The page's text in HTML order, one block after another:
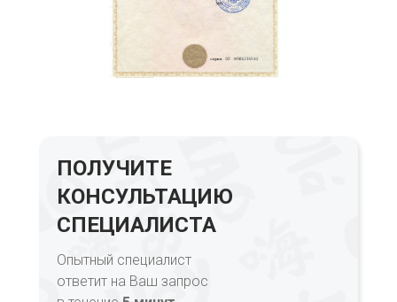
ПОЛУЧИТЕ
КОНСУЛЬТАЦИЮ
СПЕЦИАЛИСТА
Опытный специалист
ответит на Ваш запрос